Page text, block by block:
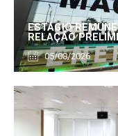
ESTÁGIO
RELAÇÃO
05/08/2026